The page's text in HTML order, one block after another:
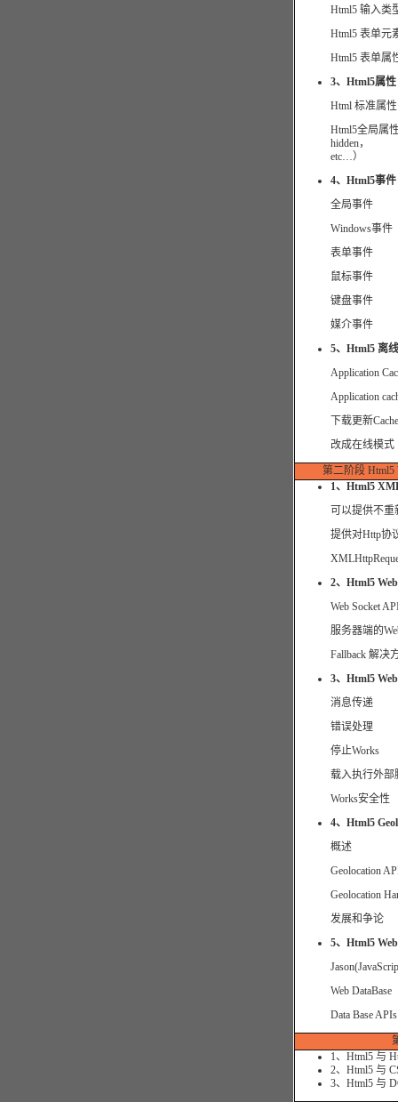
Html5 输入类
Html5 表单元
Html5 表单属
3、Html5属性
Html 标准属
Html5全局属
hidden，
etc…）
4、Html5事件
全局事件
Windows事件
表单事件
鼠标事件
键盘事件
媒介事件
5、Html5 离
Application
Application
下载更新Cache
改成在线模式
第二阶段 Html5
1、Html5
可以提供不
提供对Http协
2、Html5
Web Socket
服务器端的
Fallback 解决
3、Html5
消息传递
错误处理
停止Works
载入执行外部
Works安全性
4、Html5
概述
Geolocation
Geolocation
发展和争论
5、Html5
Web DataBase
Data Base APIs
1、Html5 与
2、Html5 与
3、Html5 与